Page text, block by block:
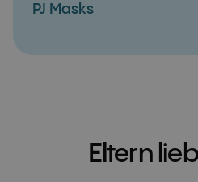
PJ Masks
Eltern